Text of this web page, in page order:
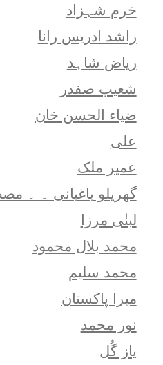
خرم شہزاد
راشد ادریس رانا
ریاض شاہد
شعيب صفدر
ضیاء الحسن خان
علی
عمیر ملک
گھریلو باغبانی ۔ ۔
لبنٰی مرزا
محمد بلال محمود
محمد سلیم
میرا پاکستان
نور محمد
یاز گُل